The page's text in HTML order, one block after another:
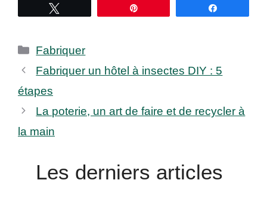
Catégories
Fabriquer
Fabriquer un hôtel à insectes DIY : 5
étapes
La poterie, un art de faire et de recycler à
la main
Les derniers articles